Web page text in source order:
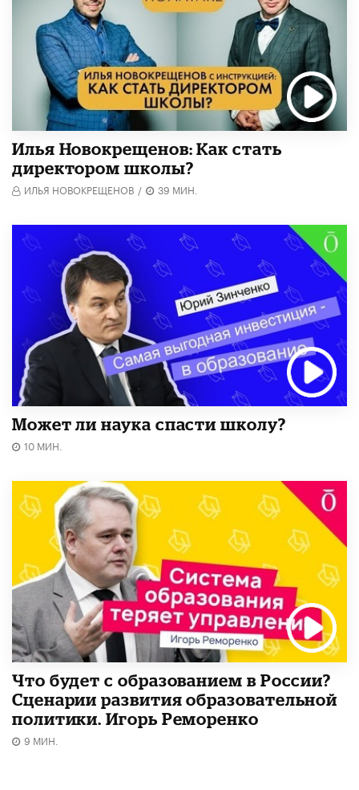
​Илья Новокрещенов: Как стать
директором школы?
ИЛЬЯ НОВОКРЕЩЕНОВ / 39 МИН.
Может ли наука спасти школу?
10 МИН.
Что будет с образованием в России?
Сценарии развития образовательной
политики. Игорь Реморенко
9 МИН.